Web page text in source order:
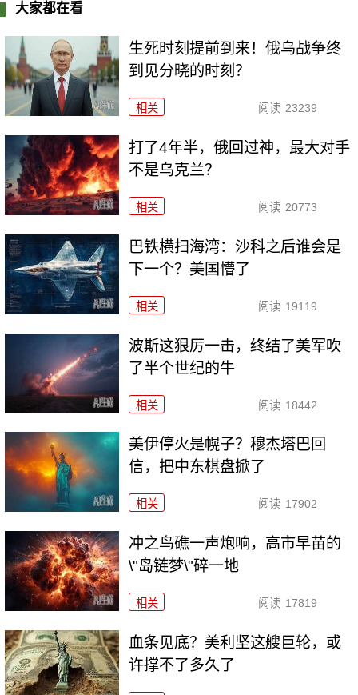
大家都在看
生死时刻提前到来！俄乌战争终
到见分晓的时刻？
相关 阅读 23239
打了4年半，俄回过神，最大对手
不是乌克兰？
相关 阅读 20773
巴铁横扫海湾：沙科之后谁会是
下一个？美国懵了
相关 阅读 19119
波斯这狠厉一击，终结了美军吹
了半个世纪的牛
相关 阅读 18442
美伊停火是幌子？穆杰塔巴回
信，把中东棋盘掀了
相关 阅读 17902
冲之鸟礁一声炮响，高市早苗的
\"岛链梦\"碎一地
相关 阅读 17819
血条见底？美利坚这艘巨轮，或
许撑不了多久了